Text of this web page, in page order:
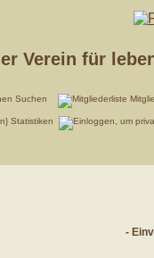
Verein für
Suchen
Statistiken
-